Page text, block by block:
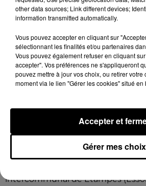
11h57
ÉTAMPES (91) -
PROUST ET LA
intercommunal de Étampes
other data sources; Link different devices;
information transmitted automatically.
Vous pouvez accepter en cliquant sur
sélectionnant les finalités et/ou partenaires
Vous pouvez également refuser en cliquant
accepter". Vos préférences ne s'appliqueront
pouvez mettre à jour vos choix, ou retirer votre
moment via le lien "Gérer les cookies" situé
Gérer mes choix
Accepter et